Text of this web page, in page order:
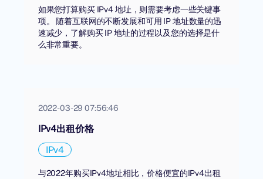
如果您打算购买 IPv4 地址，则需要考虑一些关键事
项。 随着互联网的不断发展和可用 IP 地址数量的迅
速减少，了解购买 IP 地址的过程以及您的选择是什
么非常重要。
2022-03-29 07:56:46
IPv4出租价格
IPv4
与2022年购买IPv4地址相比，价格便宜的IPv4出租